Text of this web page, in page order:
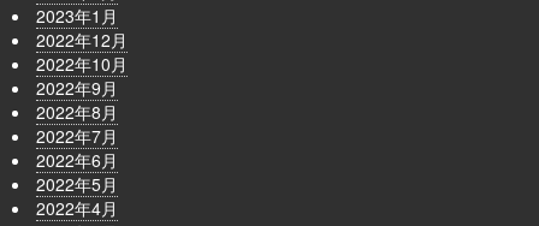
2023年1月
2022年12月
2022年10月
2022年9月
2022年8月
2022年7月
2022年6月
2022年5月
2022年4月